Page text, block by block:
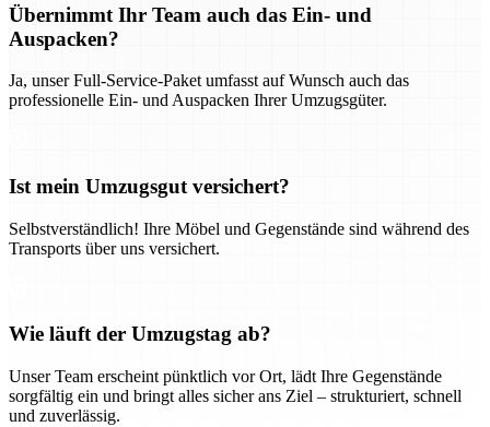
Übernimmt Ihr Team auch das Ein- und
Auspacken?
Ja, unser Full-Service-Paket umfasst auf Wunsch auch das
professionelle Ein- und Auspacken Ihrer Umzugsgüter.
Ist mein Umzugsgut versichert?
Selbstverständlich! Ihre Möbel und Gegenstände sind während des
Transports über uns versichert.
Wie läuft der Umzugstag ab?
Unser Team erscheint pünktlich vor Ort, lädt Ihre Gegenstände
sorgfältig ein und bringt alles sicher ans Ziel – strukturiert, schnell
und zuverlässig.